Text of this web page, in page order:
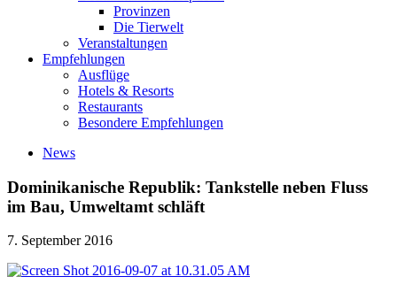
Provinzen
Die Tierwelt
Veranstaltungen
Empfehlungen
Ausflüge
Hotels & Resorts
Restaurants
Besondere Empfehlungen
News
Dominikanische Republik: Tankstelle neben Fluss
im Bau, Umweltamt schläft
7. September 2016